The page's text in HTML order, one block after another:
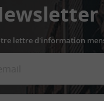
lettre d'information